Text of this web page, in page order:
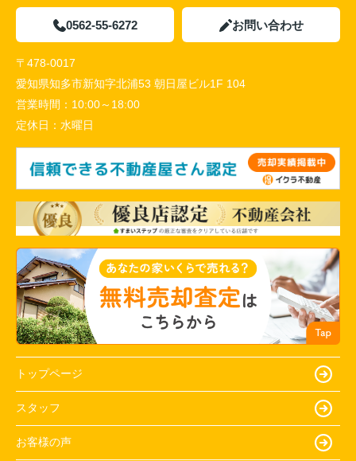
0562-55-6272 お問い合わせ
〒478-0017
愛知県知多市新知字北浦53 朝日屋ビル1F 104
営業時間： 10:00～18:00
定休日： 水曜日
トップページ
スタッフ
お客様の声